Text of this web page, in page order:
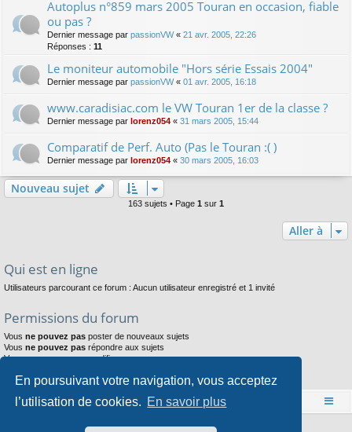
En poursuivant votre navigation, vous acceptez
l’utilisation de cookies. En savoir plus
Autoplus n°859 mars 2005 Touran en occasion, fiable
ou pas ?
Dernier message par passionVW« 21 avr. 2005, 22:26
Réponses : 11
Le moniteur automobile "Hors série Essais 2004"
Dernier message par passionVW« 01 avr. 2005, 16:18
www.caradisiac.com le VW Touran 1er de la classe ?
Dernier message par lorenz054 « 31 mars 2005, 15:44
Comparatif de Perf. Auto (Pas le Touran :( )
Dernier message par lorenz054 « 30 mars 2005, 16:03
Nouveau sujet
163 sujets • Page 1 sur 1
Aller à
Qui est en ligne
Utilisateurs parcourant ce forum : Aucun utilisateur enregistré et 1 invité
Permissions du forum
Vous ne pouvez pas poster de nouveaux sujets
Vous ne pouvez pas répondre aux sujets
Vousne pouvez pasmodifier vos messages
Vousne pouvez pasjoindre des fichiers
Accueil Index du forum
Développé parphpBB® Forum Software © phpBB Limited